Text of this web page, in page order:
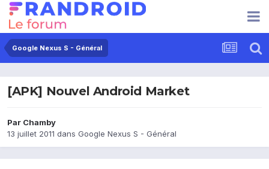
Google Nexus S - Général
[APK] Nouvel Android Market
Par Chamby
13 juillet 2011 dans Google Nexus S - Général